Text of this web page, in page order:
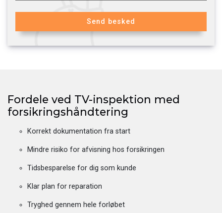
Fordele ved TV-inspektion med
forsikringshåndtering
Korrekt dokumentation fra start
Mindre risiko for afvisning hos forsikringen
Tidsbesparelse for dig som kunde
Klar plan for reparation
Tryghed gennem hele forløbet